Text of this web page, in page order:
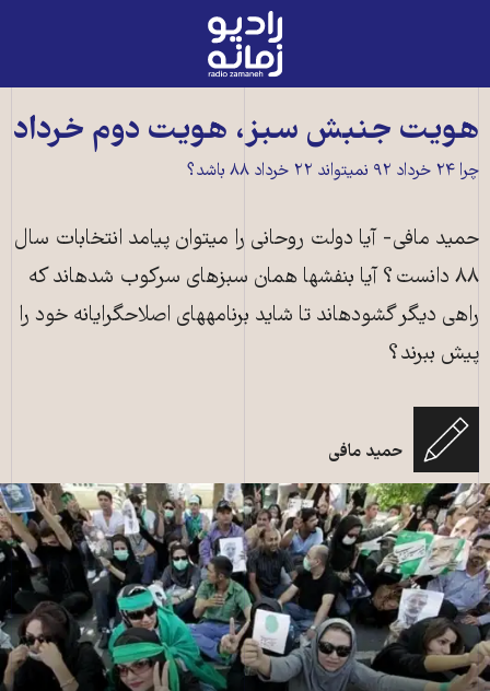
رادیو
زمانه
صفحه
اصلی
هویت جنبش سبز، هویت دوم خرداد
چرا ۲۴ خرداد ۹۲ نمی‎تواند ۲۲ خرداد ۸۸ باشد؟
حمید مافی- آیا دولت روحانی را می‎توان پیامد انتخابات سال
۸۸ دانست؟ آیا بنفش‎ها همان سبزهای سرکوب شده‎اند که
راهی دیگر گشوده‎اند تا شاید برنامه‎های اصلاح‎گرایانه خود را
پیش ببرند؟
حمید مافی